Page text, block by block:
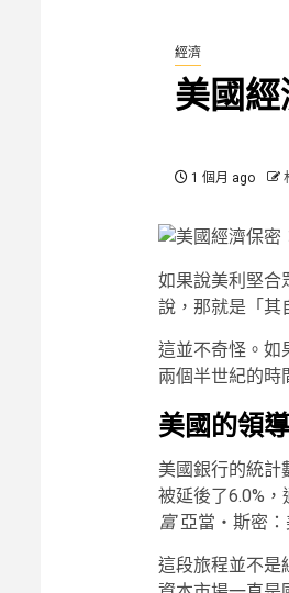
經濟
美國
1 個月 ago
如果說美利堅合
說，那就是「其
這並不奇怪。如
兩個半世紀的時
美國的領
美國銀行的統計
被延後了6.0%
富 亞當‧斯密：
這段旅程並不是